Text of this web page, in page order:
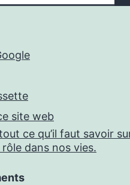
site web
ce qu’il faut savoir
dans nos vies.